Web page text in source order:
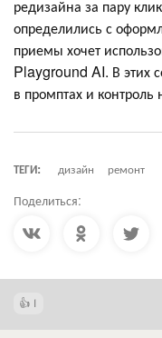
редизайна за пару
определились с
приемы хочет
Playground AI. В этих
в промптах и
ТЕГИ: дизайн ремонт
Поделиться:
1